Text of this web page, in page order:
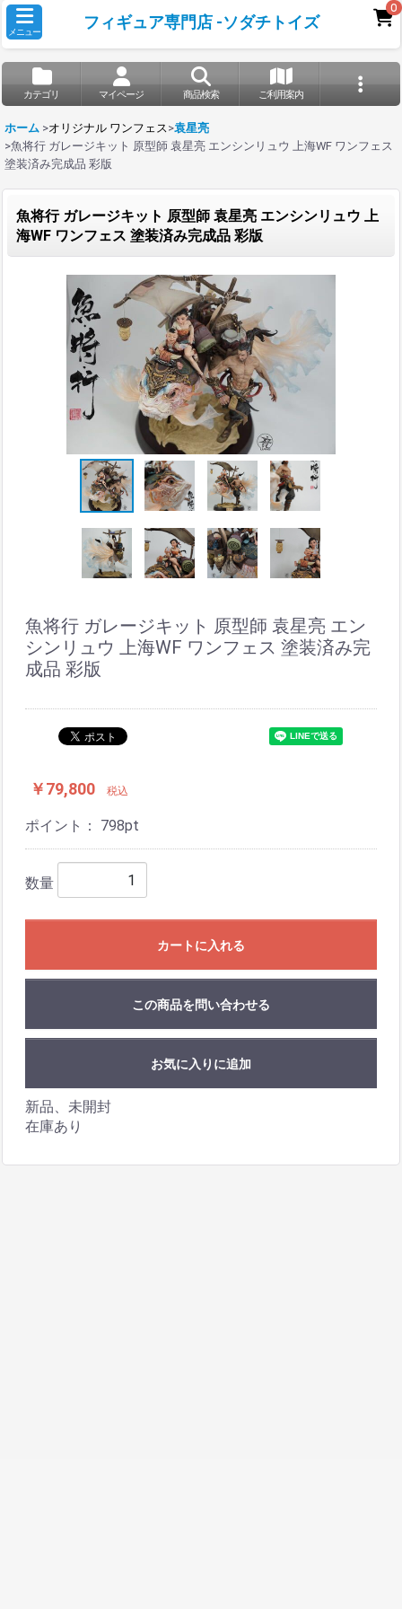
メニュー
フィギュア専門店 -ソダチトイズ
0
カテゴリ マイページ 商品検索 ご利用案内
ホーム >オリジナル ワンフェス>袁星亮
>魚将行 ガレージキット 原型師 袁星亮 エンシンリュウ 上海WF ワンフェス
塗装済み完成品 彩版
魚将行 ガレージキット 原型師 袁星亮 エンシンリュウ 上
海WF ワンフェス 塗装済み完成品 彩版
魚将行 ガレージキット 原型師 袁星亮 エン
シンリュウ 上海WF ワンフェス 塗装済み完
成品 彩版
￥79,800 税込
ポイント： 798pt
数量
カートに入れる
この商品を問い合わせる
お気に入りに追加
新品、未開封
在庫あり